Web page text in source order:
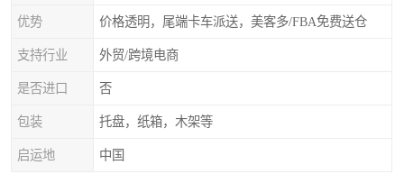
优势 价格透明，尾端卡车派送，美客多/FBA免费送仓
支持行业 外贸/跨境电商
是否进口 否
包装 托盘，纸箱，木架等
启运地 中国